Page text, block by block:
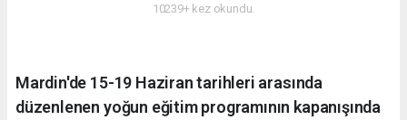
10239+ kez okundu.
Mardin'de 15-19 Haziran tarihleri arasında
düzenlenen yoğun eğitim programının kapanışında